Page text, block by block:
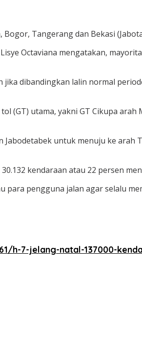
Tangerang dan Bekasi
Octaviana mengatakan,
dibandingkan lalin normal
utama, yakni GT Cikupa arah
untuk menuju ke
kendaraan atau 22 persen
pengguna jalan agar selalu
h-7-jelang-natal-137000-